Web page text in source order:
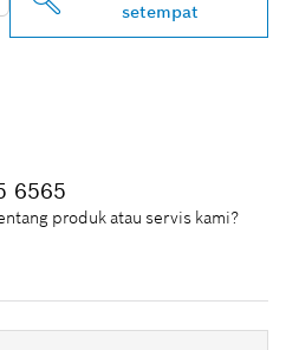
setempat
6565
produk atau servis kami?